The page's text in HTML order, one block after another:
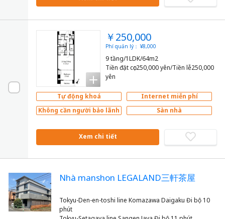
￥250,000
Phí quản lý： ¥8,000
9 tầng/1LDK/64m2
Tiền đặt cọc250,000 yên/Tiền lễ250,000
yên
Tự động khoá
Internet miễn phí
Không cần người bảo lãnh
Sàn nhà
Xem chi tiết
Nhà manshon LEGALAND三軒茶屋
Tokyu-Den-en-toshi line Komazawa Daigaku Đi bộ 10
phút